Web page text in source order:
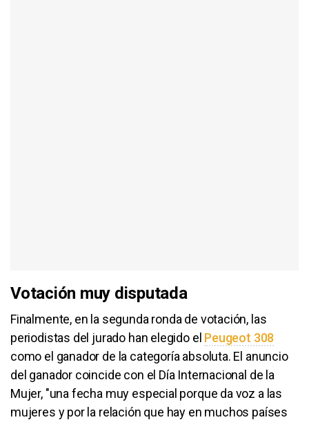
Votación muy disputada
Finalmente, en la segunda ronda de votación, las
periodistas del jurado han elegido el Peugeot 308
como el ganador de la categoría absoluta. El anuncio
del ganador coincide con el Día Internacional de la
Mujer, "una fecha muy especial porque da voz a las
mujeres y por la relación que hay en muchos países